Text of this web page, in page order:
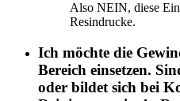
Also NEIN, diese
Resindrucke.
Ich möchte die
Bereich einsetzen.
oder bildet sich bei